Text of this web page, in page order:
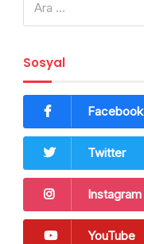
Sosyal
Facebook
Twitter
Instagram
YouTube